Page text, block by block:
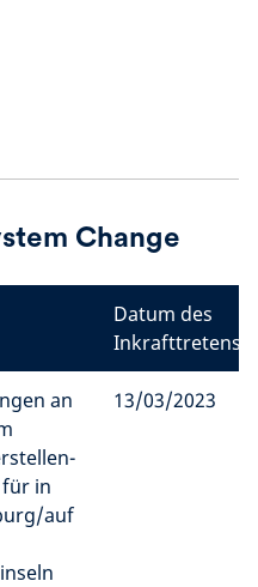
Change
Datum des
Inkrafttretens
an
in
auf
13/03/2023